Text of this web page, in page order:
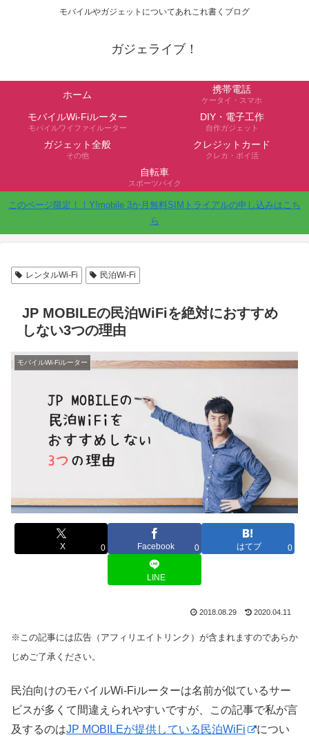
モバイルやガジェットについてあれこれ書くブログ
ガジェライブ！
ホーム 携帯電話
ケータイ・スマホ
モバイルWi-Fiルーター
モバイルワイファイルーター
DIY・電子工作
自作ガジェット
ガジェット全般
その他
クレジットカード
クレカ・ポイ活
自転車
スポーツバイク
このページ限定！！Y!mobile 3か月無料SIMトライアルの申し込みはこち
ら
レンタルWi-Fi 民泊Wi-Fi
JP MOBILEの民泊WiFiを絶対におすすめ
しない3つの理由
モバイルWi-Fiルーター
X 0 Facebook 0 はてブ 0
LINE
2018.08.29 2020.04.11
※この記事には広告（アフィリエイトリンク）が含まれますのであらか
じめご了承ください。
民泊向けのモバイルWi-Fiルーターは名前が似ているサー
ビスが多くて間違えられやすいですが、この記事で私が言
及するのはJP MOBILEが提供している民泊WiFi
につい